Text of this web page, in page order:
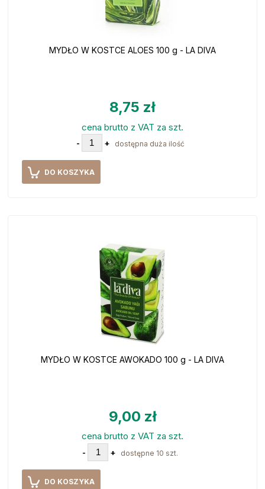
MYDŁO W KOSTCE ALOES 100 g - LA DIVA
8,75 zł
cena brutto z VAT za szt.
- + dostępna duża ilość
DO KOSZYKA
MYDŁO W KOSTCE AWOKADO 100 g - LA DIVA
9,00 zł
cena brutto z VAT za szt.
- + dostępne 10 szt.
DO KOSZYKA